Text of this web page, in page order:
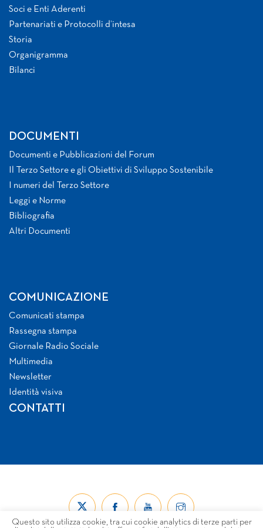
Soci e Enti Aderenti
Partenariati e Protocolli d’intesa
Storia
Organigramma
Bilanci
DOCUMENTI
Documenti e Pubblicazioni del Forum
Il Terzo Settore e gli Obiettivi di Sviluppo Sostenibile
I numeri del Terzo Settore
Leggi e Norme
Bibliografia
Altri Documenti
COMUNICAZIONE
Comunicati stampa
Rassegna stampa
Giornale Radio Sociale
Multimedia
Newsletter
Identità visiva
CONTATTI
Questo sito utilizza cookie, tra cui cookie analytics di terze parti per